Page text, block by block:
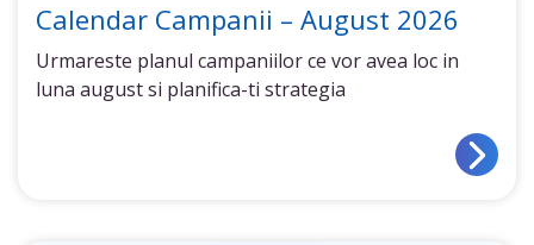
Calendar Campanii – August 2026
Urmareste planul campaniilor ce vor avea loc in
luna august si planifica-ti strategia